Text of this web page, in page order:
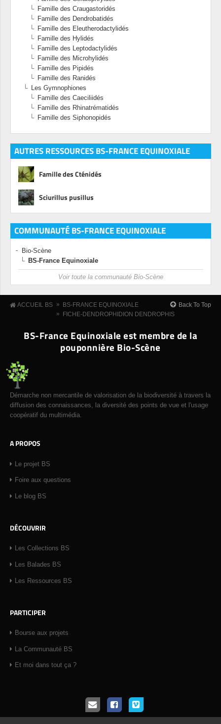
Famille des Craugastoridés
Famille des Dendrobatidés
Famille des Eleutherodactylidés
Famille des Hylidés
Famille des Leptodactylidés
Famille des Microhylidés
Famille des Pipidés
Famille des Ranidés
Les Gymnophiones
Famille des Caeciliidés
Famille des Rhinatrématidés
Famille des Siphonopidés
AUTRES RESSOURCES BS-FRANCE EQUINOXIALE
Famille des Cténidés
Sciurillus pusillus
COMMUNAUTÉ BS-FRANCE EQUINOXIALE
Bio-Scène
BS-France Equinoxiale
Voir toute la communauté Bio-Scène
ACCUEIL BS » BS-FRANCE EQUINOXIALE
» FICHE-DENDROPHIDION DENDROPHIS
Back To Top
BS-France Equinoxiale est membre de la
pouponnière Bio-Scène
Démarche non mercantile de valorisation de la biodiversité à travers la
diffusion des connaissances, la diversité des points de vue et l'usage
coopératif du multimédia.
A PROPOS
Le projet BS
Foire aux questions
Le blog BS
DÉCOUVRIR
Les Collections BS
Les Balades BS
Les Ressources BS
PARTICIPER
Bourse aux projets
La Communauté BS
Et moi dans tout ça ?